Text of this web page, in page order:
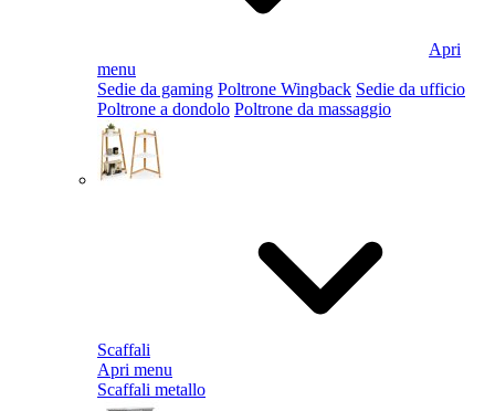
Apri
menu
Sedie da gaming Poltrone Wingback Sedie da ufficio
Poltrone a dondolo Poltrone da massaggio
Scaffali
Apri menu
Scaffali metallo